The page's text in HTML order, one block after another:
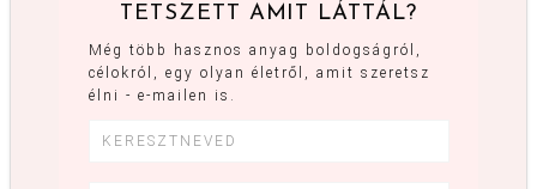
TETSZETT AMIT LÁTTÁL?
Még több hasznos anyag boldogságról,
célokról, egy olyan életről, amit szeretsz
élni - e-mailen is.